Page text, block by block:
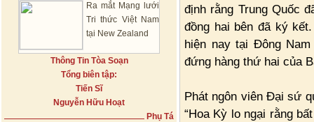
Ra mắt Mạng lưới
Tri thức Việt Nam
tại New Zealand
Thông Tin Tòa Soạn
Tổng biên tập:
Tiến Sĩ
Nguyễn Hữu Hoạt
Phụ Tá
định rằng Trung Quốc
đồng hai bên đã ký
hiện nay tại Đông
đứng hàng thứ hai của
Phát ngôn viên Đại sứ
“Hoa Kỳ lo ngại rằng